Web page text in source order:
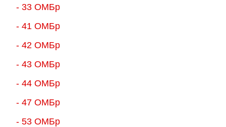
- 33 ОМБр
- 41 ОМБр
- 42 ОМБр
- 43 ОМБр
- 44 ОМБр
- 47 ОМБр
- 53 ОМБр